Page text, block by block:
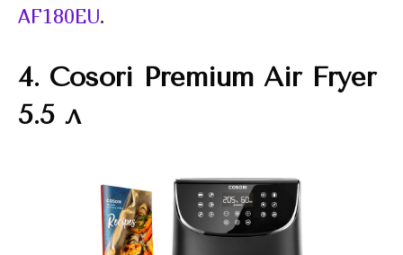
AF180EU.
4. Cosori Premium Air Fryer
5.5 л